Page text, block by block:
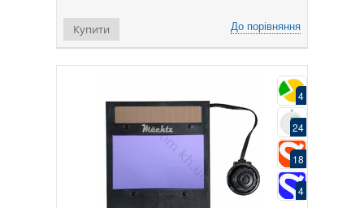
До порівняння
Купити
4
24
18
4